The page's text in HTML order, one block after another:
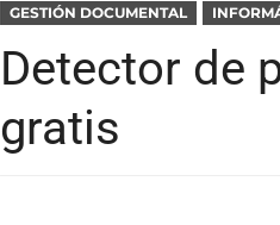
GESTIÓN DOCUMENTAL
Detector de
gratis